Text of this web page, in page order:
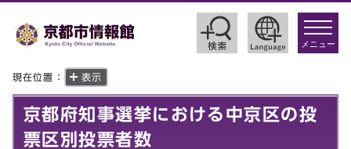
toggle
メニュー
現在位置： 表示
京都府知事選挙における中京区の投
票区別投票者数